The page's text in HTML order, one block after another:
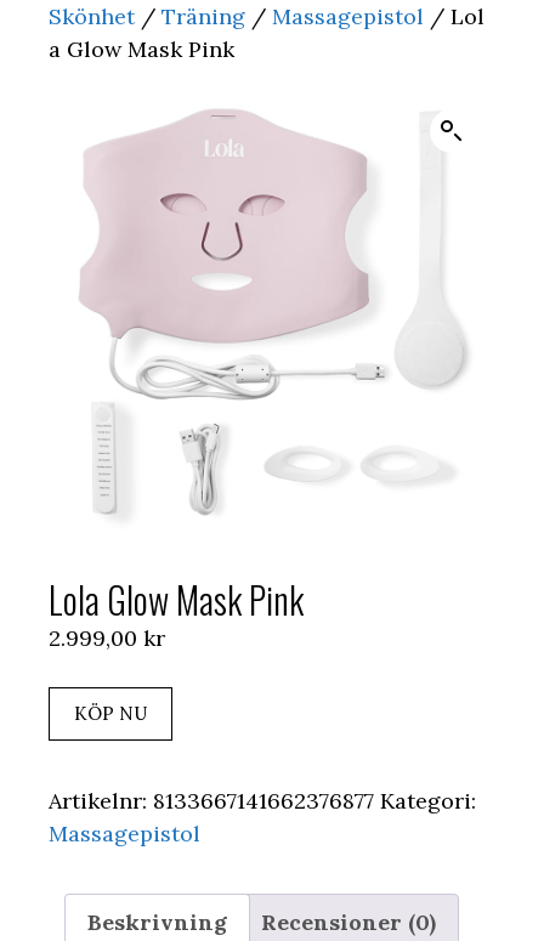
Skönhet/ Träning / Massagepistol / Lol
a Glow Mask Pink
Lola Glow Mask Pink
2.999,00 kr
KÖP NU
Artikelnr: 8133667141662376877 Kategori:
Massagepistol
Beskrivning Recensioner (0)